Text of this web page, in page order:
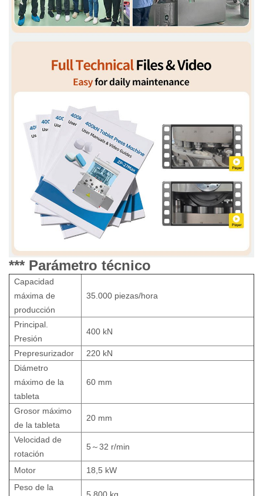
*** Parámetro técnico
Capacidad
máxima de
producción
35.000 piezas/hora
Principal.
Presión
400 kN
Prepresurizador
220 kN
Diámetro
máximo de la
tableta
60 mm
Grosor máximo
de la tableta
20 mm
Velocidad de
rotación
5～32 r/min
Motor
18,5 kW
Peso de la